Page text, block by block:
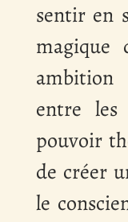
sentir en
magique
entre
pouvoir
de créer
le